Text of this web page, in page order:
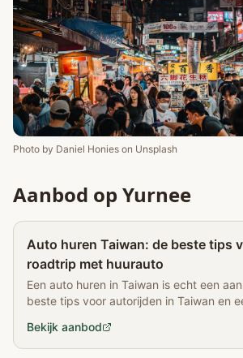
Photo by Daniel Honies on Unsplash
Aanbod op Yurnee
Auto huren Taiwan: de beste tips
roadtrip met huurauto
Een auto huren in Taiwan is echt een
beste tips voor autorijden in Taiwan en
Bekijk aanbod